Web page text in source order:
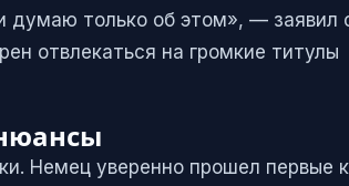
думаю только об этом», — заявил
отвлекаться на громкие титулы
Немец уверенно прошел первые